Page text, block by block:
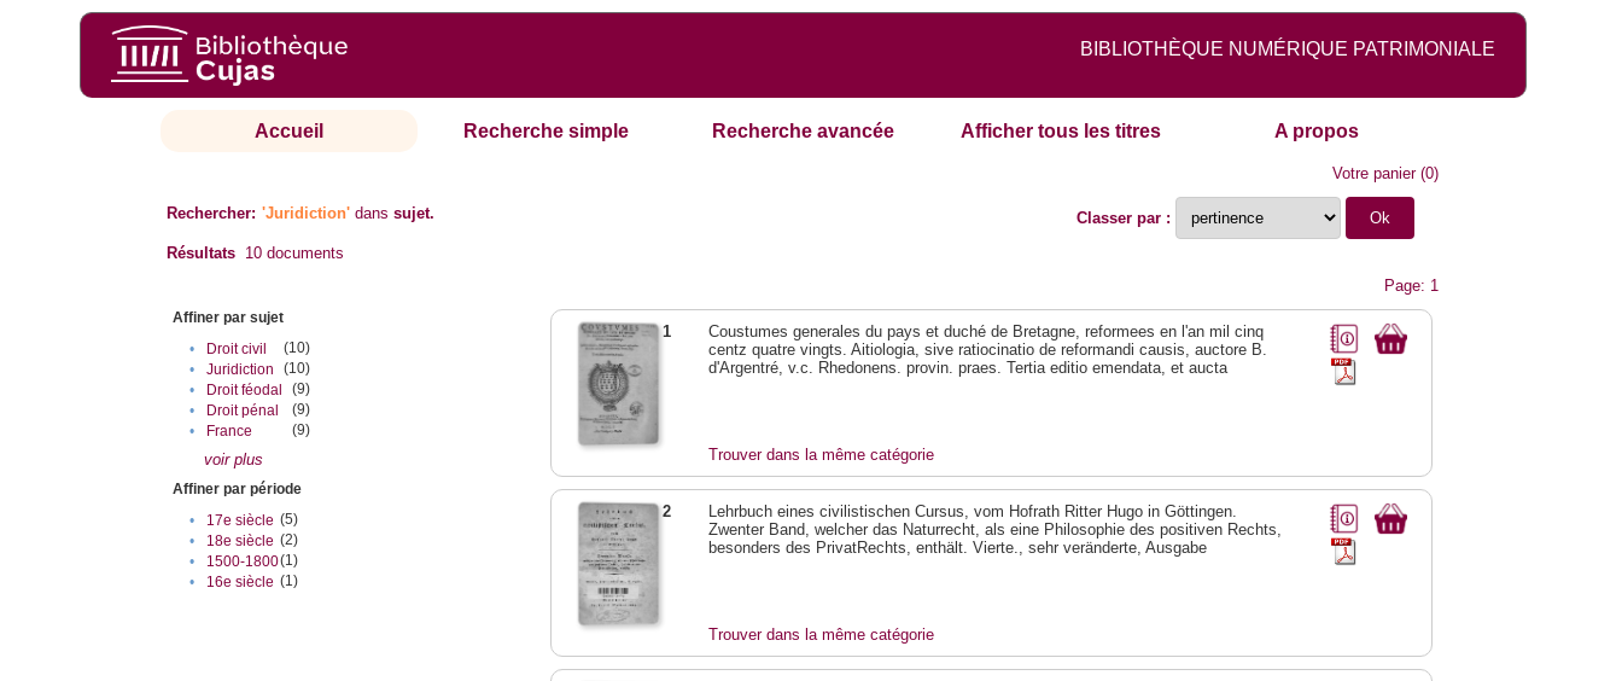
BIBLIOTHÈQUE NUMÉRIQUE PATRIMONIALE
Accueil Recherche simple Recherche avancée Afficher tous les titres A propos
Votre panier(0)
Rechercher: 'Juridiction' danssujet.
Classer par :
Résultats 10 documents
Page: 1
Affiner par sujet
•
Droit civil
(10)
•
Juridiction
(10)
•
Droit féodal
(9)
•
Droit pénal
(9)
•
France (9)
voir plus
Affiner par période
•
17e siècle (5)
•
18e siècle (2)
•
1500-1800(1)
•
16e siècle (1)
1
Coustumes generales du pays et duché de Bretagne, reformees en l'an mil cinq
centz quatre vingts. Aitiologia, sive ratiocinatio de reformandi causis, auctore B.
d'Argentré, v.c. Rhedonens. provin. praes. Tertia editio emendata, et aucta
Trouver dans la même catégorie
2
Lehrbuch eines civilistischen Cursus, vom Hofrath Ritter Hugo in Göttingen.
Zwenter Band, welcher das Naturrecht, als eine Philosophie des positiven Rechts,
besonders des PrivatRechts, enthält. Vierte., sehr veränderte, Ausgabe
Trouver dans la même catégorie